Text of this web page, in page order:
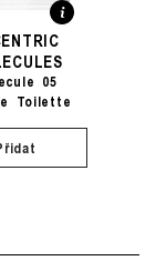
05
Toilette